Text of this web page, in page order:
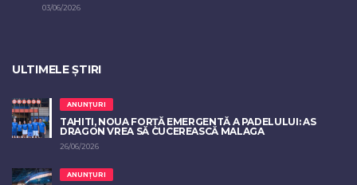
03/06/2026
ULTIMELE ȘTIRI
ANUNȚURI
TAHITI, NOUA FORȚĂ EMERGENTĂ A PADELULUI: AS
DRAGON VREA SĂ CUCEREASCĂ MALAGA
26/06/2026
ANUNȚURI